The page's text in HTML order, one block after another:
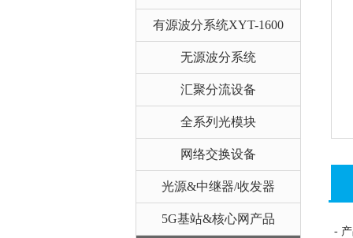
有源波分系统XYT-1600
无源波分系统
汇聚分流设备
全系列光模块
网络交换设备
光源&中继器/收发器
5G基站&核心网产品
-